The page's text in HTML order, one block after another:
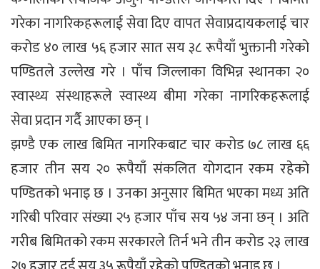
गरेका नागरिकहरूलाई सेवा दिए वापत सेवाप्रदायकलाई चार
करोड ४० लाख ५६ हजार सात सय ३८ रूपैयाँ भुक्तानी गरेको
पण्डितले उल्लेख गरे । पाँच जिल्लाका विभिन्न स्थानका २०
स्वास्थ्य संस्थाहरूले स्वास्थ्य बीमा गरेका नागरिकहरूलाई
सेवा प्रदान गर्दै आएका छन् ।
झण्डै एक लाख बिमित नागरिकबाट चार करोड ७८ लाख ६६
हजार तीन सय २० रूपैयाँ संकलित योगदान रकम रहेको
पण्डितको भनाइ छ । उनका अनुसार बिमित भएका मध्य अति
गरिबी परिवार संख्या २५ हजार पाँच सय ५४ जना छन् । अति
गरीब बिमितको रकम सरकारले तिर्न भने तीन करोड २३ लाख